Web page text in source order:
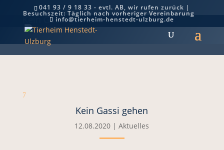
041 93 / 9 18 33 - evtl. AB, wir rufen zurück |
Besuchszeit: Täglich nach vorheriger Vereinbarung
info@tierheim-henstedt-ulzburg.de
Kein Gassi gehen
7
Kein Gassi gehen
12.08.2020 |Aktuelles